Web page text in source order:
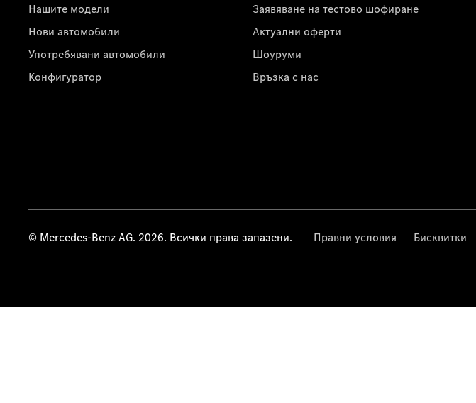
Нашите модели
Нови автомобили
Употребявани автомобили
Конфигуратор
Заявяване на тестово шофиране
Актуални оферти
Шоуруми
Връзка с нас
© Mercedes-Benz AG. 2026. Всички права запазени. Правни условия Бисквитки